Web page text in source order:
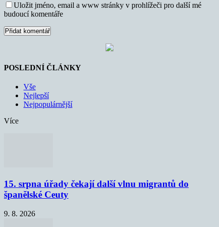
Uložit jméno, email a www stránky v prohlížeči pro další mé
budoucí komentáře
POSLEDNÍ ČLÁNKY
Vše
Nejlepší
Nejpopulárnější
Více
15. srpna úřady čekají další vlnu migrantů do
španělské Ceuty
9. 8. 2026